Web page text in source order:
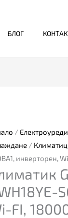
БЛОГ
/ Електроуреди
/
инверторен,
FI,